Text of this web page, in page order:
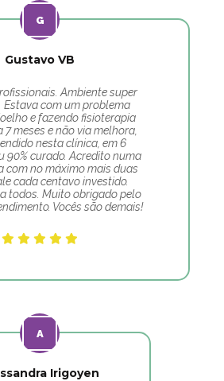
Gustavo VB
Ambiente super
Estava com um problema
e fazendo fisioterapia
7 meses e não via melhora,
nesta clínica, em 6
90% curado. Acredito numa
com no máximo mais duas
cada centavo investido.
todos. Muito obrigado pelo
Vocês são demais!
Irigoyen